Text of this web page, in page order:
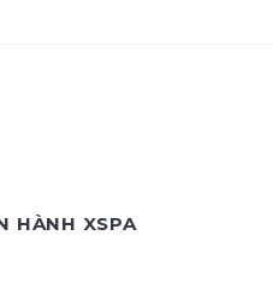
HÀNH XSPA